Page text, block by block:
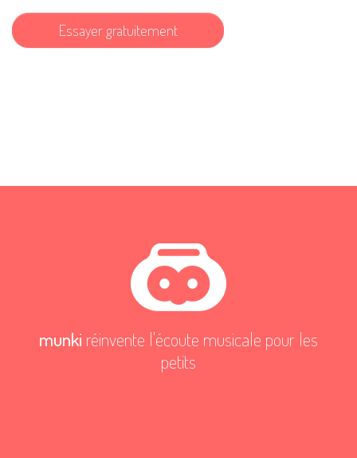
Essayer gratuitement
munki réinvente l'écoute musicale pour les
petits